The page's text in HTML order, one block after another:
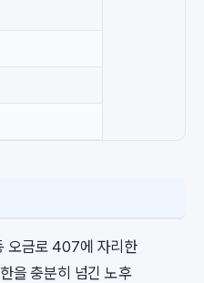
오금로 407에 자리한
을 충분히 넘긴 노후